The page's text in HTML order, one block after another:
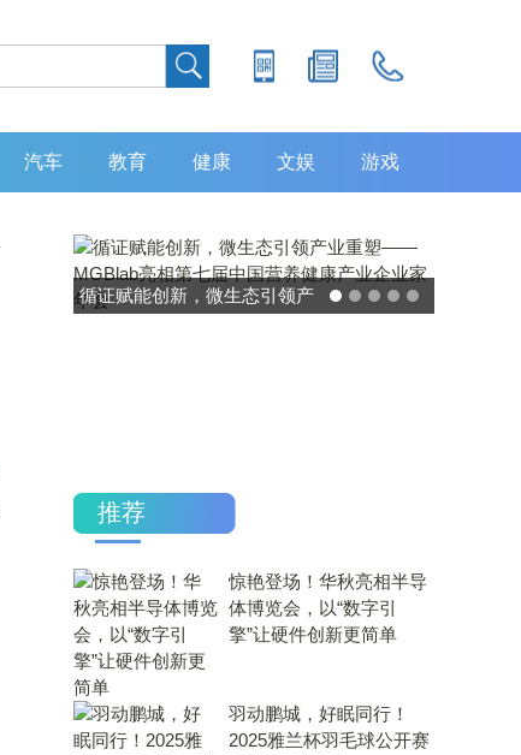
汽车 教育 健康 文娱 游戏
循证赋能创新，微生态引领产
推荐
惊艳登场！华秋亮相半导
体博览会，以“数字引
擎”让硬件创新更简单
羽动鹏城，好眠同行！
2025雅兰杯羽毛球公开赛